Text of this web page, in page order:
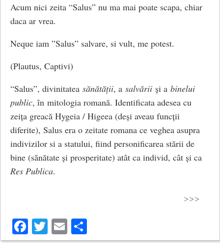
Acum nici zeita “Salus” nu ma mai poate scapa, chiar
daca ar vrea.
Neque iam ”Salus” salvare, si vult, me potest.
(Plautus, Captivi)
“Salus”, divinitatea sănătății, a salvării și a binelui
public, în mitologia romană. Identificata adesea cu
zeița greacă Hygeia / Higeea (deși aveau funcții
diferite), Salus era o zeitate romana ce veghea asupra
indivizilor si a statului, fiind personificarea stării de
bine (sănătate și prosperitate) atât ca individ, cât și ca
Res Publica.
>>>
Facebook
Twitter
Email